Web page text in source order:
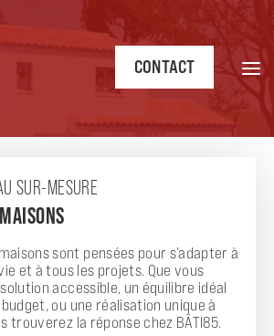
SUR-MESURE
sont pensées pour s’adapter à
et à tous les projets. Que vous
accessible, un équilibre idéal
ou une réalisation unique à
trouverez la réponse chez BÂTI85.
CONTACT
m² à Bretignolles-sur-Mer !
DE 130 M² SUR UN
DE 791 M² À BRETIGNOLLES-